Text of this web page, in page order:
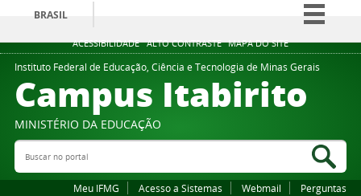
ACESSIBILIDADE ALTO CONTRASTE MAPA DO SITE
BRASIL
Simplifique!
Comunica BR
Participe
Legislação
Instituto Federal de Educação, Ciência e Tecnologia de Minas Gerais
Campus Itabirito
MINISTÉRIO DA EDUCAÇÃO
Buscar no portal
Meu IFMG Acesso a Sistemas Webmail
Perguntas